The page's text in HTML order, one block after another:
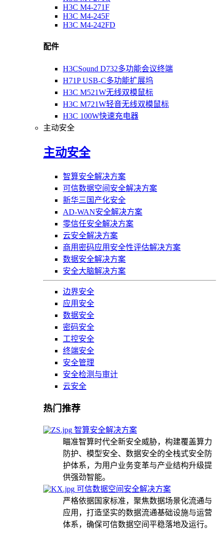
H3C M4-271F
H3C M4-245F
H3C M4-242FD
配件
H3CSound D732多功能会议终端
H71P USB-C多功能扩展坞
H3C M521W无线双模鼠标
H3C M721W轻音无线双模鼠标
H3C 100W快速充电器
主动安全
主动安全
智算安全解决方案
可信数据空间安全解决方案
新华三国产化安全
AD-WAN安全解决方案
零信任安全解决方案
云安全解决方案
商用密码应用安全性评估解决方案
数据安全解决方案
安全大脑解决方案
边界安全
应用安全
数据安全
密码安全
工控安全
终端安全
安全管理
安全检测与审计
云安全
热门推荐
智算安全解决方案
瞄准智算时代全新安全威胁，构建覆盖算力
防护、模型安全、数据安全的全栈式安全防
护体系，为用户业务变革与产业结构升级提
供强劲智能。
可信数据空间安全解决方案
严格依据国家标准，聚焦数据场景化流通与
应用，打造坚实的数据流通基础设施与运营
体系，确保可信数据空间平稳落地及运行。